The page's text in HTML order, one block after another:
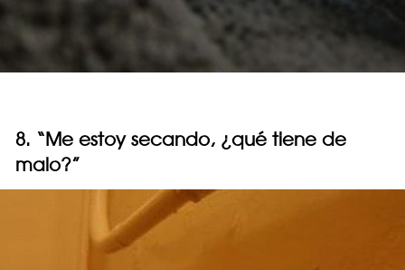
8. “Me estoy secando, ¿qué tiene de
malo?”